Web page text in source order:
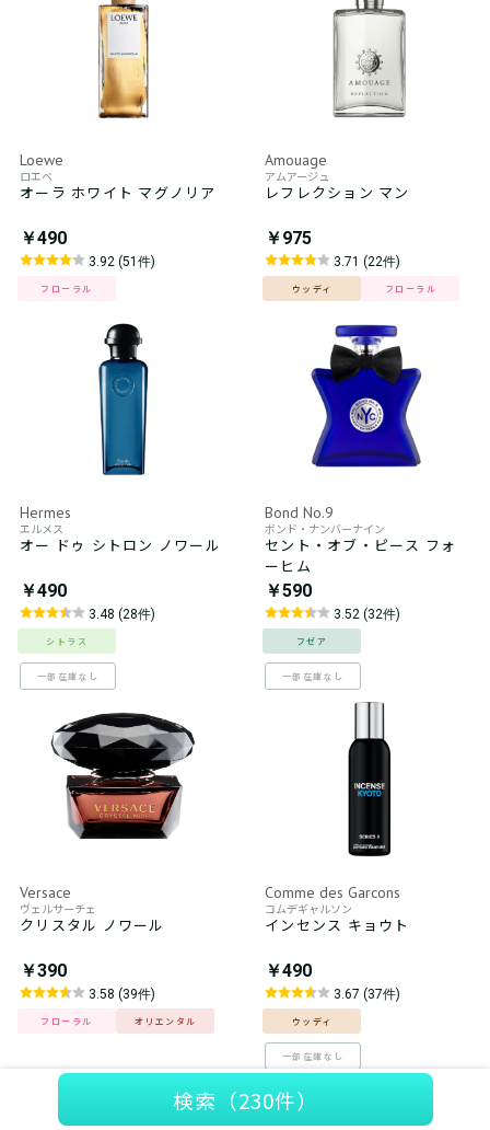
検索 （230件）
Loewe
ロエベ
オーラ ホワイト マグノリア
￥490
3.92 (51件)
フローラル
Amouage
アムアージュ
レフレクション マン
￥975
3.71 (22件)
ウッディ フローラル
Hermes
エルメス
オー ドゥ シトロン ノワール
￥490
3.48 (28件)
シトラス
一部在庫なし
Bond No.9
ボンド・ナンバーナイン
セント・オブ・ピース フォ
ーヒム
￥590
3.52 (32件)
フゼア
一部在庫なし
Versace
ヴェルサーチェ
クリスタル ノワール
￥390
3.58 (39件)
フローラル オリエンタル
Comme des Garcons
コムデギャルソン
インセンス キョウト
￥490
3.67 (37件)
ウッディ
一部在庫なし